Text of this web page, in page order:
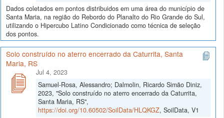
Dados coletados em pontos distribuidos em uma área do município de
Santa Maria, na região do Rebordo do Planalto do Rio Grande do Sul,
utilizando o Hipercubo Latino Condicionado como técnica de seleção
dos pontos.
Solo construído no aterro encerrado da Caturrita, Santa
Maria, RS
Jul 4, 2023
Samuel-Rosa, Alessandro; Dalmolin, Ricardo Simão Diniz,
2023, "Solo construído no aterro encerrado da Caturrita,
Santa Maria, RS",
https://doi.org/10.60502/SoilData/HLQKGZ, SoilData, V1